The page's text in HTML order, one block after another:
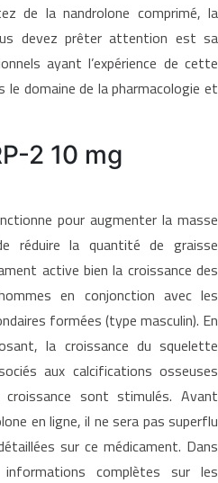
de la nandrolone comprimé, la
devez prêter attention est sa
ayant l’expérience de cette
domaine de la pharmacologie et
2 10 mg
pour augmenter la masse
réduire la quantité de graisse
active bien la croissance des
en conjonction avec les
formées (type masculin). En
la croissance du squelette
aux calcifications osseuses
sont stimulés. Avant
en ligne, il ne sera pas superflu
sur ce médicament. Dans
complètes sur les